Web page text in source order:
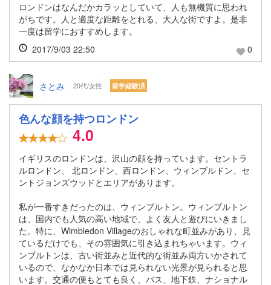
ロンドンはなんだかカラッとしていて、人も無機質に思われ
がちです。人と適度な距離をとれる、大人な街ですよ。是非
一度は留学におすすめします。
2017/9/03 22:50
0
さとみ 20代/女性 留学経験済
色んな顔を持つロンドン
4.0
イギリスのロンドンは、沢山の顔を持っています。セントラ
ルロンドン、 北ロンドン、西ロンドン、ウィンブルドン、セ
ントジョンズウッドとエリアがあります。
私が一番すきだったのは、ウィンブルトン。ウィンブルトン
は、国内でも人気の高い地域で、よく友人と遊びにいきまし
た。特に、Wimbledon Villageのおしゃれな町並みがあり、見
ているだけでも、その雰囲気に引き込まれちゃいます。ウィ
ンブルトンは、古い街並みと近代的な街並み両方いかされて
いるので、なかなか日本では見られない光景が見られると思
います。交通の便もとても良く、バス、地下鉄、ナショナル